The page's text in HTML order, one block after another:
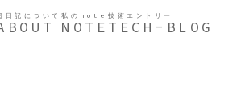
日記について 私のnote
NOTE
技術エントリー
TECH-BLOG